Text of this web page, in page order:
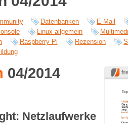
Datenbanken
E-Mail
Linux allgemein
Raspberry Pi Rezension
04/2014
Netzlaufwerke